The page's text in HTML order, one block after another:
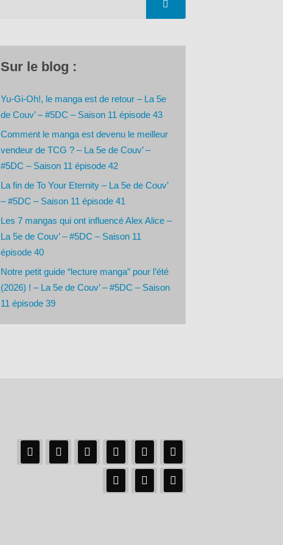
Sur le blog :
Yu-Gi-Oh!, le manga est de retour – La 5e
de Couv’ – #5DC – Saison 11 épisode 43
Comment le manga est devenu le meilleur
vendeur de TCG ? – La 5e de Couv’ –
#5DC – Saison 11 épisode 42
La fin de To Your Eternity – La 5e de Couv’
– #5DC – Saison 11 épisode 41
Les 7 mangas qui ont influencé Alex Alice –
La 5e de Couv’ – #5DC – Saison 11
épisode 40
Notre petit guide “lecture manga” pour l’été
(2026) ! – La 5e de Couv’ – #5DC – Saison
11 épisode 39